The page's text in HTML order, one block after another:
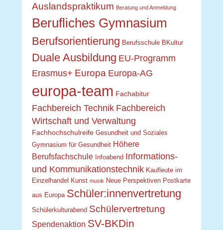
Auslandspraktikum Beratung und Anmeldung
Berufliches Gymnasium
Berufsorientierung Berufsschule BKultur
Duale Ausbildung EU-Programm
Erasmus+ Europa Europa-AG
europa-team Fachabitur
Fachbereich Technik Fachbereich
Wirtschaft und Verwaltung
Fachhochschulreife Gesundheit und Soziales
Gymnasium für Gesundheit Höhere
Berufsfachschule Infoabend Informations-
und Kommunikationstechnik Kaufleute im
Einzelhandel
Kunst musik Neue Perspektiven Postkarte
aus Europa Schüler:innenvertretung
Schülerkulturabend Schülervertretung
Spendenaktion SV-BKDin